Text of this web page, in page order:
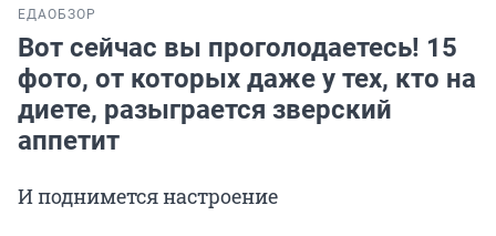
ЕДАОБЗОР
Вот сейчас вы проголодаетесь! 15
фото, от которых даже у тех, кто на
диете, разыграется зверский
аппетит
И поднимется настроение